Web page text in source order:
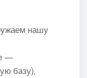
нашу
—
базу),